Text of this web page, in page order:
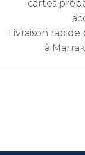
cartes
Livraison
à